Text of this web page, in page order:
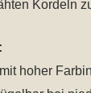
Kordeln
hoher